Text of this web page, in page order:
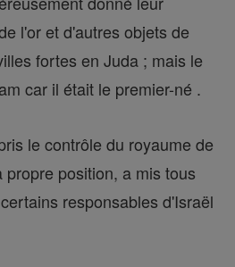
l'or et d'autres objets de
fortes en Juda ; mais le
car il était le premier-né .
le contrôle du royaume de
position, a mis tous
responsables d'Israël